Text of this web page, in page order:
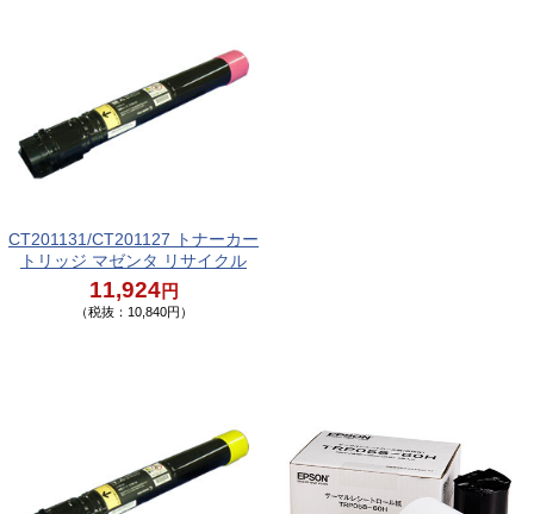
CT201131/CT201127 トナーカー
トリッジ マゼンタ リサイクル
11,924円
（税抜：10,840円）